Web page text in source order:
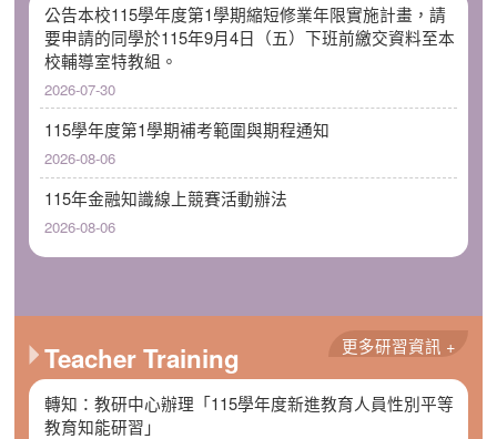
2026-07-30
公告本校115學年度第1學期縮短修業年限實施計畫，請
要申請的同學於115年9月4日（五）下班前繳交資料至本
校輔導室特教組。
2026-08-06
115學年度第1學期補考範圍與期程通知
2026-08-06
115年金融知識線上競賽活動辦法
Teacher Training
轉知：教研中心辦理「115學年度新進教育人員性別平等
教育知能研習」
更多研習資訊 +